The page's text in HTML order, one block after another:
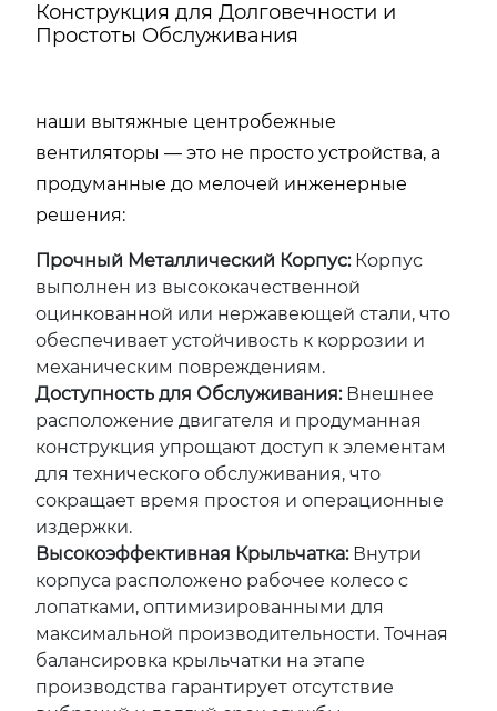
Конструкция для Долговечности и
Простоты Обслуживания
наши вытяжные центробежные
вентиляторы — это не просто устройства, а
продуманные до мелочей инженерные
решения:
Прочный Металлический Корпус:Корпус
выполнен из высококачественной
оцинкованной или нержавеющей стали, что
обеспечивает устойчивость к коррозии и
механическим повреждениям.
Доступность для Обслуживания:Внешнее
расположение двигателя и продуманная
конструкция упрощают доступ к элементам
для технического обслуживания, что
сокращает время простоя и операционные
издержки.
Высокоэффективная Крыльчатка:Внутри
корпуса расположено рабочее колесо с
лопатками, оптимизированными для
максимальной производительности. Точная
балансировка крыльчатки на этапе
производства гарантирует отсутствие